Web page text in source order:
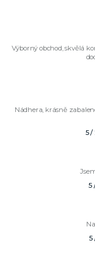
Výborný obchod, skvělá
Nádhera, krásně
5 /
5
5